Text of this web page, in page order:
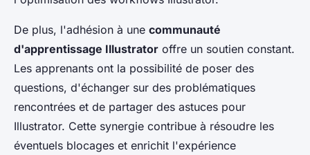
De plus, l'adhésion à une communauté
d'apprentissage Illustrator offre un soutien constant.
Les apprenants ont la possibilité de poser des
questions, d'échanger sur des problématiques
rencontrées et de partager des astuces pour
Illustrator. Cette synergie contribue à résoudre les
éventuels blocages et enrichit l'expérience